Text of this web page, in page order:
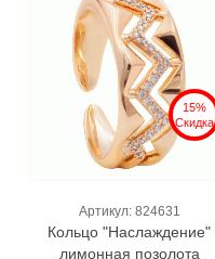
15%
Скидка
Артикул: 824631
Кольцо "Наслаждение"
лимонная позолота